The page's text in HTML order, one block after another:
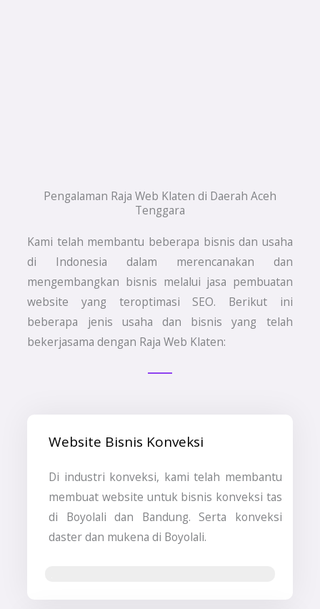
Pengalaman Raja Web Klaten di Daerah Aceh
Tenggara
Kami telah membantu beberapa bisnis dan usaha
di Indonesia dalam merencanakan dan
mengembangkan bisnis melalui jasa pembuatan
website yang teroptimasi SEO. Berikut ini
beberapa jenis usaha dan bisnis yang telah
bekerjasama dengan Raja Web Klaten:
Website Bisnis Konveksi
Di industri konveksi, kami telah membantu
membuat website untuk bisnis konveksi tas
di Boyolali dan Bandung. Serta konveksi
daster dan mukena di Boyolali.